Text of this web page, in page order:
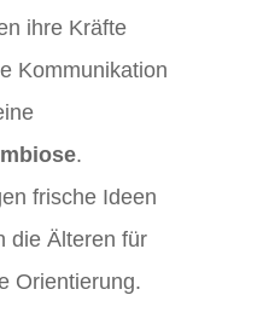
ihre Kräfte
Kommunikation
.
frische Ideen
die Älteren für
Orientierung.